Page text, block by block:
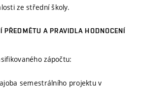
ze střední školy.
PŘEDMĚTU A PRAVIDLA HODNOCENÍ
zápočtu:
semestrálního projektu v